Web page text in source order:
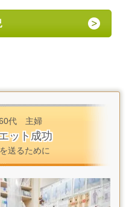
代 主婦
ット成功
送るために